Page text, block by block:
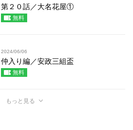
第２０話／大名花屋①
無料
2024/06/06
仲入り編／安政三組盃
無料
もっと見る